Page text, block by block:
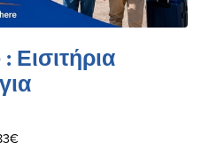
Εισιτήρια